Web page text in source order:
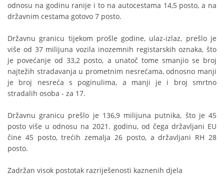
odnosu na godinu ranije i to na autocestama 14,5 posto, a na
državnim cestama gotovo 7 posto.
Državnu granicu tijekom prošle godine, ulaz-izlaz, prešlo je
više od 37 milijuna vozila inozemnih registarskih oznaka, što
je povećanje od 33,2 posto, a unatoč tome smanjio se broj
najtežih stradavanja u prometnim nesrećama, odnosno manji
je broj nesreća s poginulima, a manji je i broj smrtno
stradalih osoba - za 17.
Državnu granicu prešlo je 136,9 milijuna putnika, što je 45
posto više u odnosu na 2021. godinu, od čega državljani EU
čine 45 posto, trećih zemalja 26 posto, a državljani RH 28
posto.
Zadržan visok postotak razriješenosti kaznenih djela